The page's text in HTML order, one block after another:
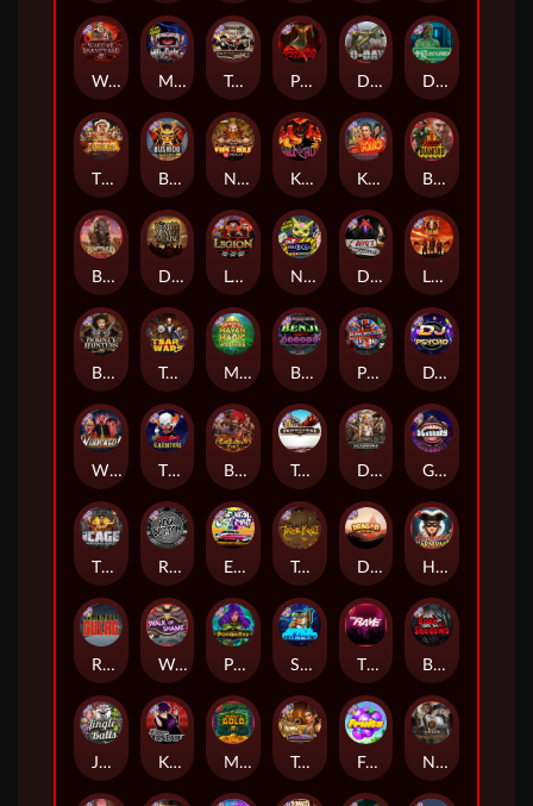
Kill Em All Blood Diamond
Nexus Fire In The Hole xBomb
Dead Men Walking
Tsar Wars
Munchies
Nexus Outsourced
Nexus Tombstone RIP
Tombstone No Mercy
Kiss My Chainsaw
Book Of Shadows
Rock Bottom
The Cage
Space Donkey
Bounty Hunters xNudge®
Warrior Graveyard xNudge
Monkey's Gold xPays
Little Bighorn
Benji Killed in Vegas
Barbarian Fury
Poison Eve
Devil's Crossroad
Tomb of Nefertiti
Dragon Tribe
Gluttony
Mayan Magic Wildfire
Possessed
Legion X
Fruits
Deadwood xNudge
Disturbed
DJ Psycho
Buffalo Hunter
Tombstone
Punk Rocker
East Coast Vs West Coast
The Creepy Carnival
Whacked
Jingle Balls
Harlequin Carnival
Walk of Shame
Remember Gulag
Karen Maneater
True kult
Bushido Way xNudge
D Day
The Border
The Rave